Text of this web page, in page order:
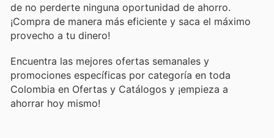
de no perderte ninguna oportunidad de ahorro.
¡Compra de manera más eficiente y saca el máximo
provecho a tu dinero!
Encuentra las mejores ofertas semanales y
promociones específicas por categoría en toda
Colombia en Ofertas y Catálogos y ¡empieza a
ahorrar hoy mismo!